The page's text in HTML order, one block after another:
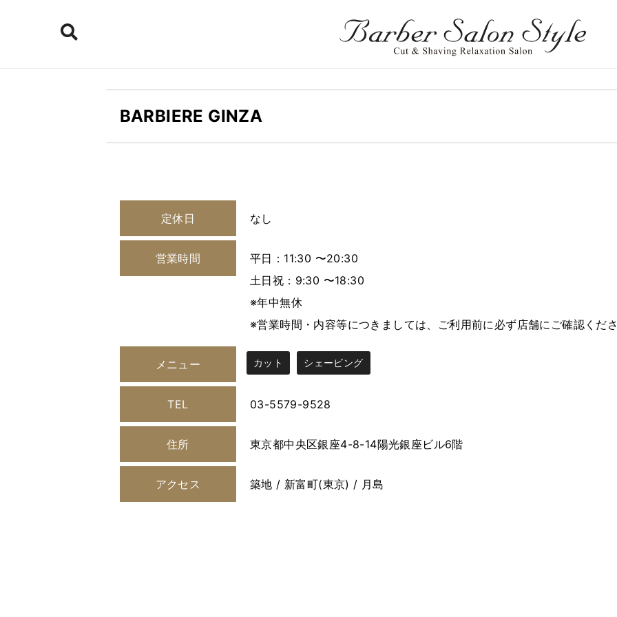
BARBIERE GINZA
定休日 なし
営業時間
平日：11:30 〜20:30
土日祝：9:30 〜18:30
※年中無休
※営業時間・内容等につきましては、ご利用前に必ず店舗にご確認くだ
メニュー カット シェービング
TEL 03-5579-9528
住所 東京都中央区銀座4-8-14陽光銀座ビル6階
アクセス 築地 / 新富町(東京) / 月島